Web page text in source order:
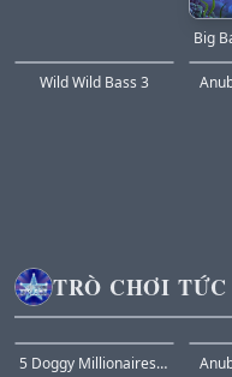
Wild Wild Bass 3
TRÒ CHƠI
5 Doggy Millionaires Dream Drop